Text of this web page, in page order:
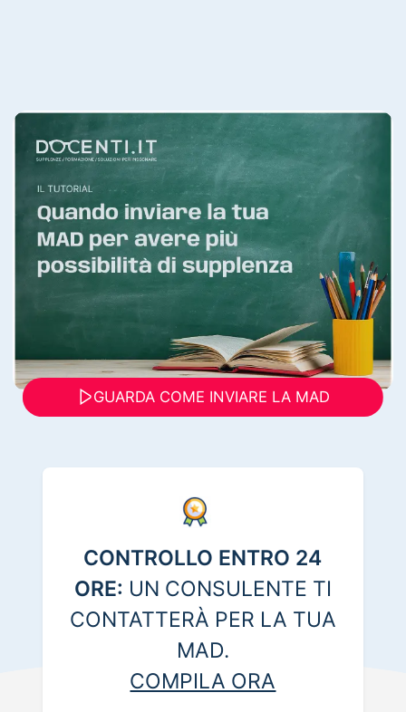
GUARDA COME INVIARE LA MAD
CONTROLLO ENTRO 24
ORE: UN CONSULENTE TI
CONTATTERÀ PER LA TUA
MAD.
COMPILA ORA